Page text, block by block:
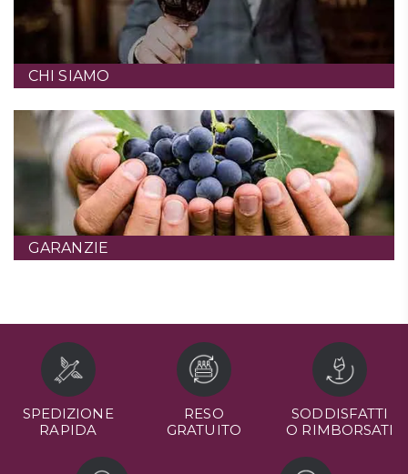
CHI SIAMO
GARANZIE
SPEDIZIONE
RAPIDA
RESO
GRATUITO
SODDISFATTI
O RIMBORSATI